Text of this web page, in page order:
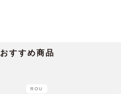
おすすめ商品
ROU